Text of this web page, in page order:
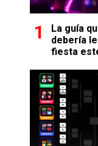
La guía
debería
fiesta